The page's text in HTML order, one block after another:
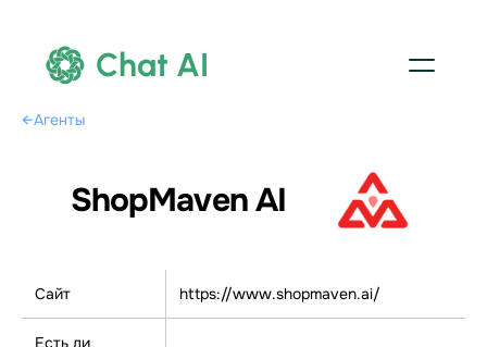
Chat AI
←Агенты
ShopMaven AI
Сайт https://www.shopmaven.ai/
Есть ли